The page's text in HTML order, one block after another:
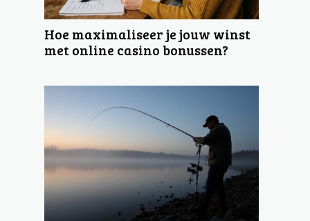
Hoe maximaliseer je jouw winst
met online casino bonussen?